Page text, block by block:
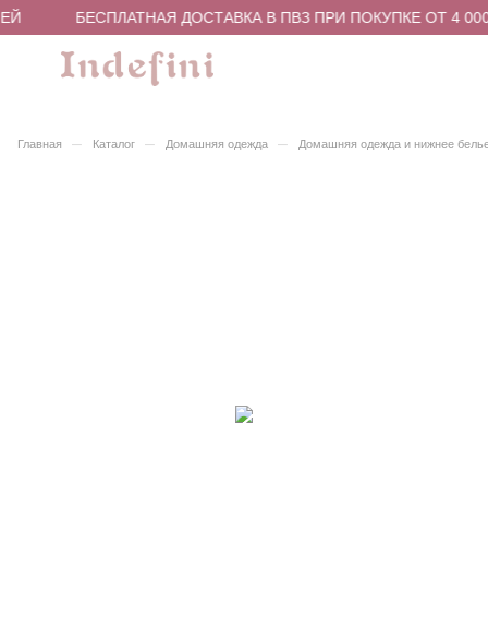
БЕСПЛАТНАЯ ДОСТАВКА В ПВЗ ПРИ ПОКУПКЕ ОТ 4
Главная – Каталог – Домашняя одежда – Домашняя одежда и нижнее